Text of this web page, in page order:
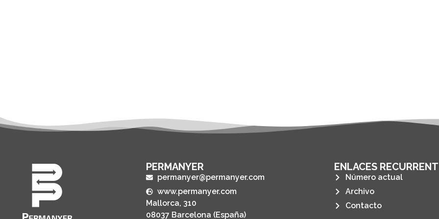
PERMANYER
permanyer@permanyer.com
www.permanyer.com
Mallorca, 310
08037 Barcelona (España)
ENLACES
Número actual
Archivo
Contacto